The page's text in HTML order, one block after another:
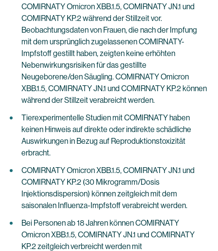
COMIRNATY Omicron XBB.1.5, COMIRNATY JN.1 und
COMIRNATY KP.2 während der Stillzeit vor.
Beobachtungsdaten von Frauen, die nach der Impfung
mit dem ursprünglich zugelassenen COMIRNATY-
Impfstoff gestillt haben, zeigten keine erhöhten
Nebenwirkungsrisiken für das gestillte
Neugeborene/den Säugling. COMIRNATY Omicron
XBB.1.5, COMIRNATY JN.1 und COMIRNATY KP.2 können
während der Stillzeit verabreicht werden.
Tierexperimentelle Studien mit COMIRNATY haben
keinen Hinweis auf direkte oder indirekte schädliche
Auswirkungen in Bezug auf Reproduktionstoxizität
erbracht.
COMIRNATY Omicron XBB.1.5, COMIRNATY JN.1 und
COMIRNATY KP.2 (30 Mikrogramm/Dosis
Injektionsdispersion) können zeitgleich mit dem
saisonalen Influenza-Impfstoff verabreicht werden.
Bei Personen ab 18 Jahren können COMIRNATY
Omicron XBB.1.5, COMIRNATY JN.1 und COMIRNATY
KP.2 zeitgleich verbreicht werden mit